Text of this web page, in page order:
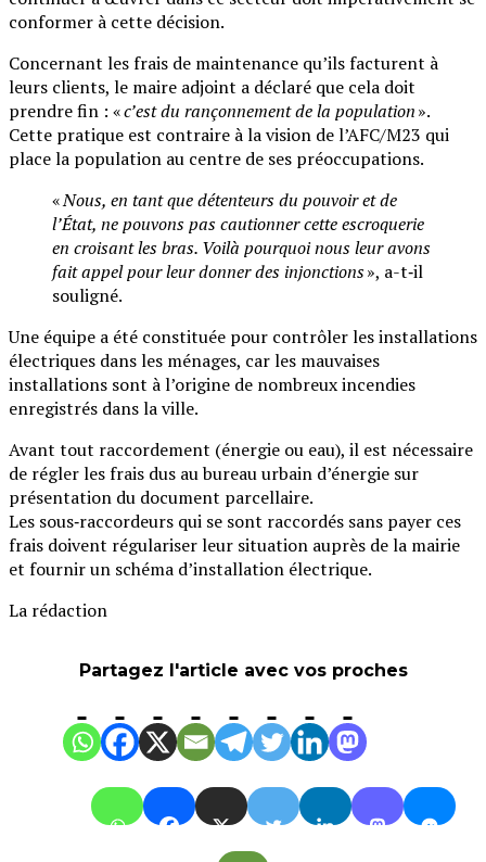
conformer à cette décision.
Concernant les frais de maintenance qu’ils facturent à
leurs clients, le maire adjoint a déclaré que cela doit
prendre fin : «c’est du rançonnement de la population».
Cette pratique est contraire à la vision de l’AFC/M23 qui
place la population au centre de ses préoccupations.
«Nous, en tant que détenteurs du pouvoir et de
l’État, ne pouvons pas cautionner cette escroquerie
en croisant les bras. Voilà pourquoi nous leur avons
fait appel pour leur donner des injonctions», a-t‑il
souligné.
Une équipe a été constituée pour contrôler les installations
électriques dans les ménages, car les mauvaises
installations sont à l’origine de nombreux incendies
enregistrés dans la ville.
Avant tout raccordement (énergie ou eau), il est nécessaire
de régler les frais dus au bureau urbain d’énergie sur
présentation du document parcellaire.
Les sous‑raccordeurs qui se sont raccordés sans payer ces
frais doivent régulariser leur situation auprès de la mairie
et fournir un schéma d’installation électrique.
La rédaction
Partagez l'article avec vos proches